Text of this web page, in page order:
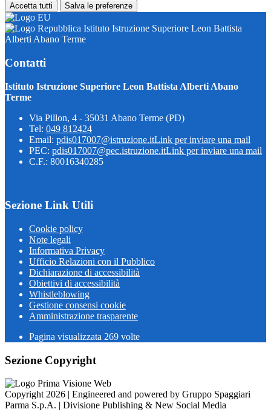
Accetta tutti Salva le preferenze
Istituto Istruzione Superiore Leon Battista
Alberti Abano Terme
Contatti
Istituto Istruzione Superiore Leon Battista Alberti Abano
Terme
Via Pillon, 4 - 35031 Abano Terme (PD)
Tel: 049 812424
Email: pdis017007@istruzione.itLink per inviare una mail
PEC: pdis017007@pec.istruzione.itLink per inviare una mail
C.F.: 80016340285
Sezione Link Utili
Cookie policy
Note legali
Informativa Privacy
Ufficio Relazioni con il Pubblico
Dichiarazione di accessibilità
Obiettivi di accessibilità
Whistleblowing
Gestione consensi cookie
Amministrazione trasparente
Pagina visualizzata 269 volte
Sezione Copyright
Copyright 2026 | Engineered and powered by Gruppo Spaggiari
Parma S.p.A. | Divisione Publishing & New Social Media